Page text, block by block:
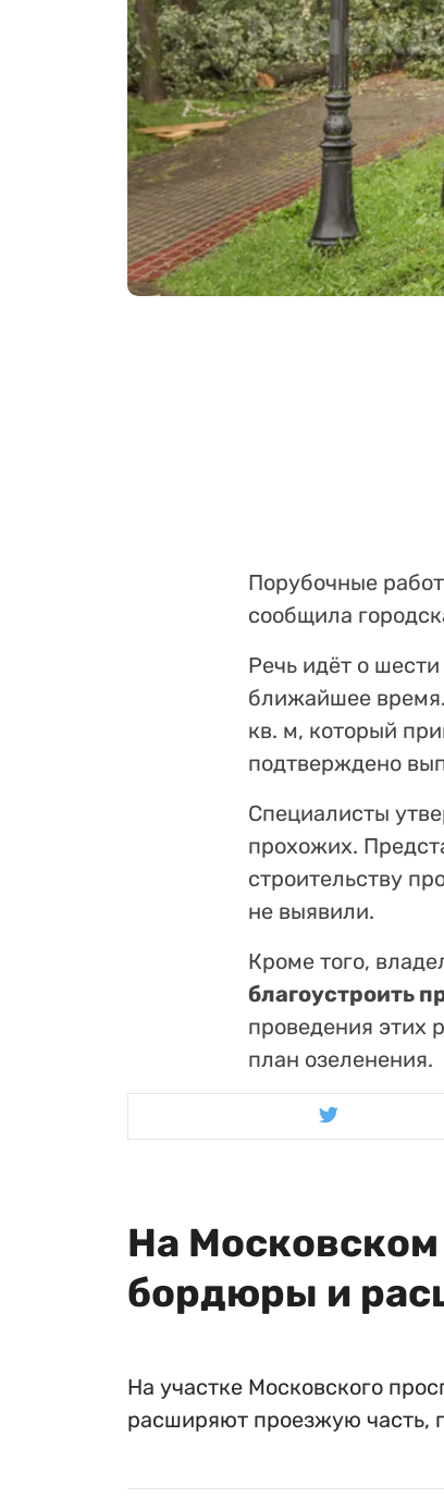
Порубочные
сообщила
Речь идёт о
ближайшее
кв. м, который
подтверждено
Специалисты
прохожих.
строительству
не выявили.
Кроме того,
благоустроить
проведения этих
план озеленения.
На
бордюры и
На участке Московского
расширяют проезжую часть,